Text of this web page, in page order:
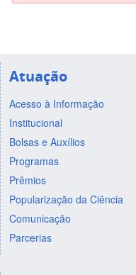
Atuação
Acesso à Informação
Institucional
Bolsas e Auxílios
Programas
Prêmios
Popularização da Ciência
Comunicação
Parcerias